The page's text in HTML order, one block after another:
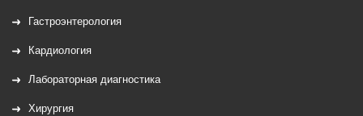
Гастроэнтерология
Кардиология
Лабораторная диагностика
Хирургия